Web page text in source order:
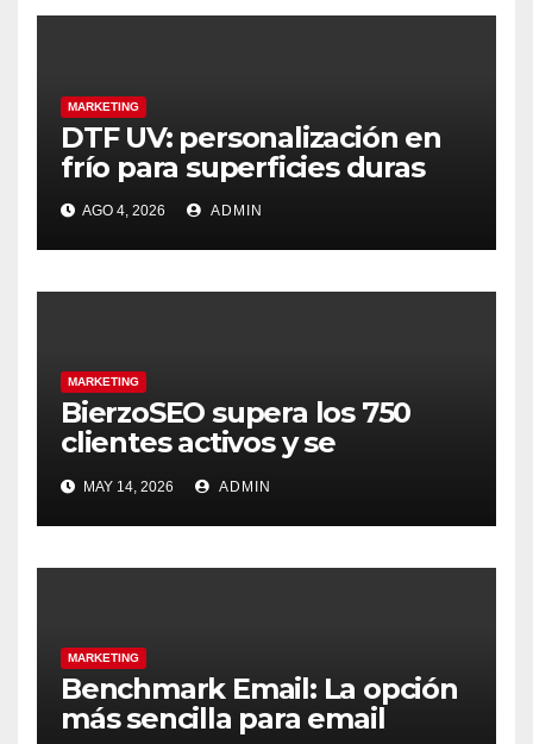
MARKETING
DTF UV: personalización en
frío para superficies duras
AGO 4, 2026 ADMIN
MARKETING
BierzoSEO supera los 750
clientes activos y se
posiciona como agencia de
Google Ads de referencia
para pymes españolas
MAY 14, 2026 ADMIN
MARKETING
Benchmark Email: La opción
más sencilla para email